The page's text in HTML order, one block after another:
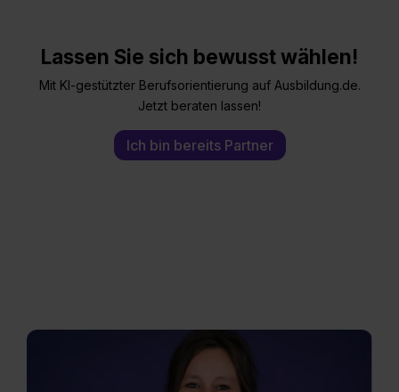
Lassen Sie sich bewusst wählen!
Mit KI-gestützter Berufsorientierung auf Ausbildung.de.
Jetzt beraten lassen!
Ich bin bereits Partner